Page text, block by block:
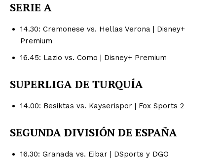
SERIE A
14.30: Cremonese vs. Hellas Verona | Disney+
Premium
16.45: Lazio vs. Como | Disney+ Premium
SUPERLIGA DE TURQUÍA
14.00: Besiktas vs. Kayserispor | Fox Sports 2
SEGUNDA DIVISIÓN DE ESPAÑA
16.30: Granada vs. Eibar | DSports y DGO